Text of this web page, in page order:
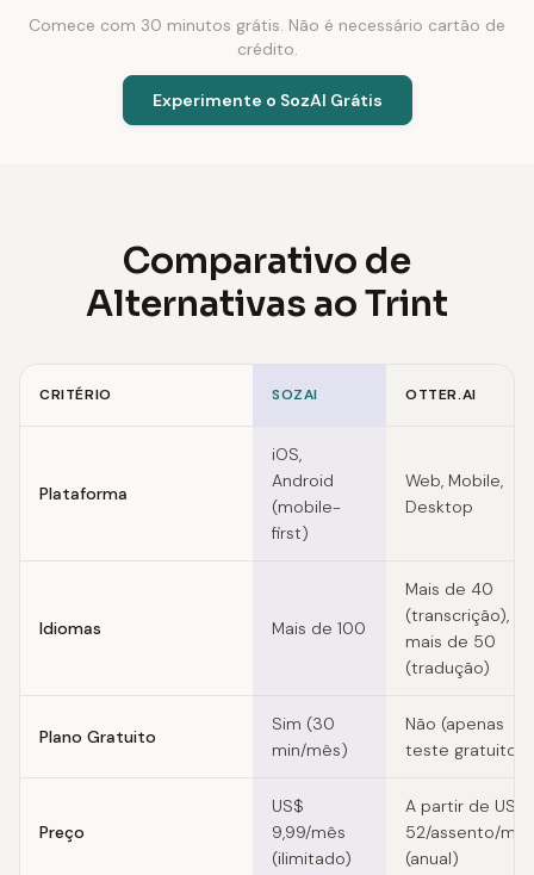
Comece com 30 minutos grátis. Não é necessário cartão de
crédito.
Experimente o SozAI Grátis
Comparativo de
Alternativas ao Trint
CRITÉRIO SOZAI OTTER.AI
Plataforma
iOS,
Android
(mobile-
first)
Web, Mobile,
Desktop
Idiomas Mais de 100
Mais de 40
(transcrição),
mais de 50
(tradução)
Plano Gratuito
Sim (30
min/mês)
Não (apenas
teste gratuito)
Preço
US$
9,99/mês
(ilimitado)
A partir de US$
52/assento/mês
(anual)